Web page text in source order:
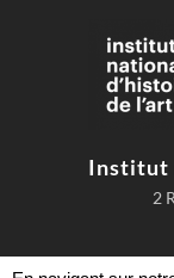
Institut
2